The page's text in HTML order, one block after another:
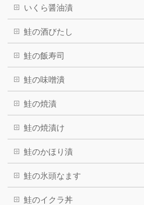
いくら醤油漬
鮭の酒びたし
鮭の飯寿司
鮭の味噌潰
鮭の焼漬
鮭の焼漬け
鮭のかほり漬
鮭の氷頭なます
鮭のイクラ丼